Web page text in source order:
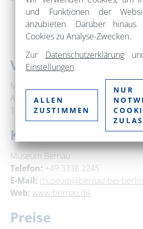
Veranstaltungsort
Museum im Henkerhaus
Am Henkerhaus 1
16321 Bernau bei Berlin
Kontakt
Museum Bernau
Telefon: +49 3338 2245
E-Mail: museum@bernau-bei-
Web: www.bernau.de
Preise
und Funktionen der
anzubieten. Darüber
Cookies zu Analyse-Zwecken.
Zur Datenschutzerklärung
Einstellungen.
ALLEN
ZUSTIMMEN
NUR